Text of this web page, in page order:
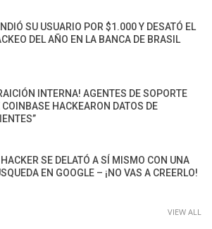
SU USUARIO POR $1.000 Y DESATÓ EL
DEL AÑO EN LA BANCA DE BRASIL
INTERNA! AGENTES DE SOPORTE
COINBASE HACKEARON DATOS DE
HACKER SE DELATÓ A SÍ MISMO CON UNA
EN GOOGLE – ¡NO VAS A CREERLO!
VIEW ALL